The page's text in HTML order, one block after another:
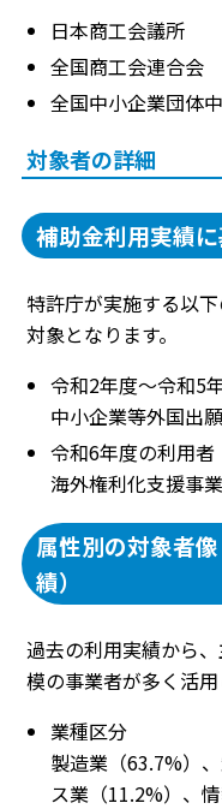
日本商工会議所
全国商工会連合会
全国中小企業団体
対象者の詳細
補助金利用実績
特許庁が実施する以
対象となります。
令和2年度～令和5
中小企業等外国出
令和6年度の利用者
海外権利化支援事
属性別の対象者
績）
過去の利用実績から
模の事業者が多く活用
業種区分
製造業（63.7%）
ス業（11.2%）、